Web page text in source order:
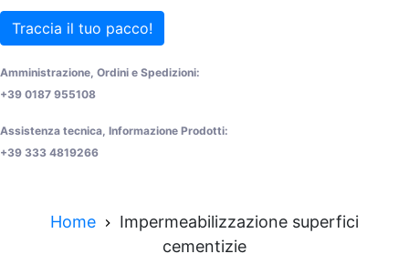
Traccia il tuo pacco!
Amministrazione, Ordini e Spedizioni:
+39 0187 955108
Assistenza tecnica, Informazione Prodotti:
+39 333 4819266
Home
Impermeabilizzazione superfici
cementizie